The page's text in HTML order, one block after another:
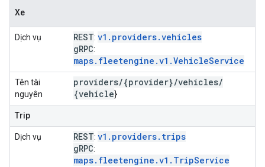
Xe
Dịch vụ REST: v1.providers.vehicles
gRPC:
maps.fleetengine.v1.VehicleService
Tên tài
nguyên
providers/{provider}/vehicles/
{vehicle}
Trip
Dịch vụ REST: v1.providers.trips
gRPC:
maps.fleetengine.v1.TripService